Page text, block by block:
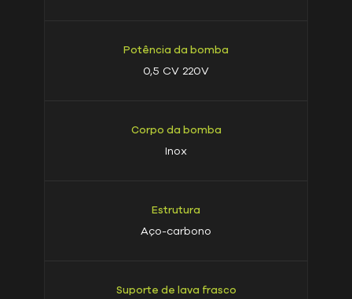
Potência da bomba
0,5 CV 220V
Corpo da bomba
Inox
Estrutura
Aço-carbono
Suporte de lava frasco